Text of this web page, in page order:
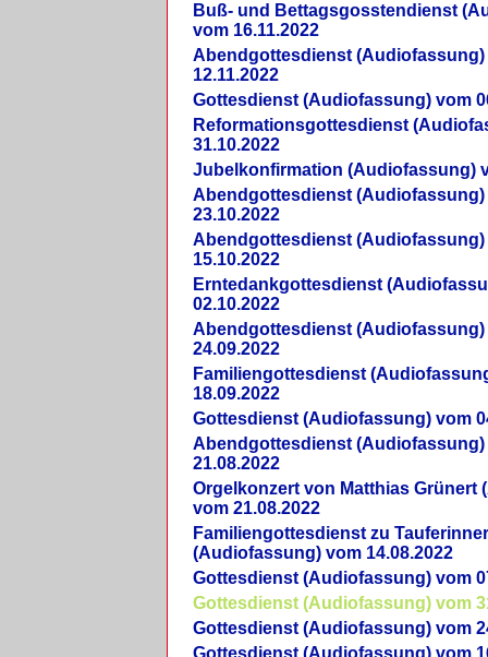
Buß- und Bettagsgosstendienst
vom 16.11.2022
Abendgottesdienst (Audiofassung)
12.11.2022
Gottesdienst (Audiofassung) vom
Reformationsgottesdienst
31.10.2022
Jubelkonfirmation (Audiofassung)
Abendgottesdienst (Audiofassung)
23.10.2022
Abendgottesdienst (Audiofassung)
15.10.2022
Erntedankgottesdienst
02.10.2022
Abendgottesdienst (Audiofassung)
24.09.2022
Familiengottesdienst
18.09.2022
Gottesdienst (Audiofassung) vom
Abendgottesdienst (Audiofassung)
21.08.2022
Orgelkonzert von Matthias Grünert
vom 21.08.2022
Familiengottesdienst zu
(Audiofassung) vom 14.08.2022
Gottesdienst (Audiofassung) vom
Gottesdienst (Audiofassung) vom
Gottesdienst (Audiofassung) vom